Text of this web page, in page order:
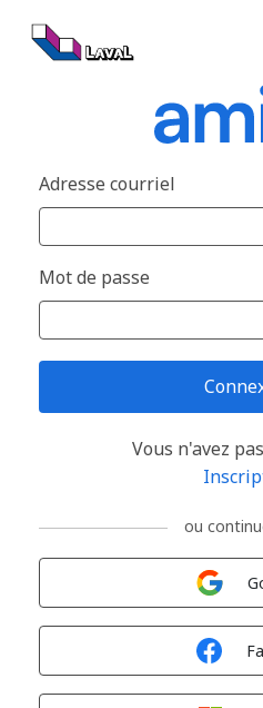
Adresse courriel
Mot de passe
Vous n'avez
ou